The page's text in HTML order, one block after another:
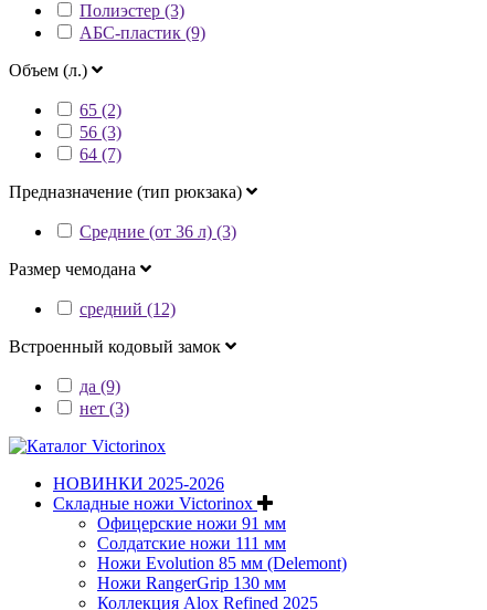
Полиэстер (3)
АБС-пластик (9)
Объем (л.)
65 (2)
56 (3)
64 (7)
Предназначение (тип рюкзака)
Средние (от 36 л) (3)
Размер чемодана
средний (12)
Встроенный кодовый замок
да (9)
нет (3)
НОВИНКИ 2025-2026
Складные ножи Victorinox
Офицерские ножи 91 мм
Солдатские ножи 111 мм
Ножи Evolution 85 мм (Delemont)
Ножи RangerGrip 130 мм
Коллекция Alox Refined 2025